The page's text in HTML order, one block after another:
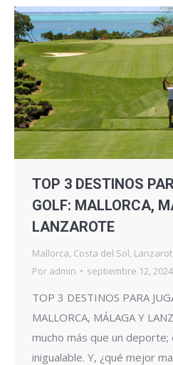
TOP 3 DESTINOS
GOLF: MALLORCA,
LANZAROTE
Mallorca Costa del Sol
Por admin septiembre 12, 2024
TOP 3 DESTINOS PARA
MALLORCA, MÁLAGA Y
mucho más que un deporte;
inigualable. Y, ¿qué mejor